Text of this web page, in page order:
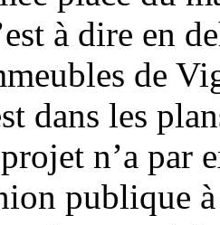
à dire en
de
dans les
n’a par
publique